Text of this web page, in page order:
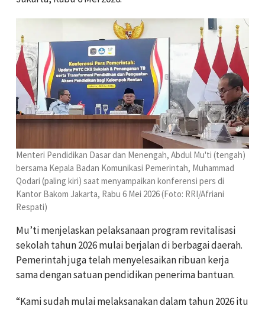
Menteri Pendidikan Dasar dan Menengah, Abdul Mu'ti (tengah)
bersama Kepala Badan Komunikasi Pemerintah, Muhammad
Qodari (paling kiri) saat menyampaikan konferensi pers di
Kantor Bakom Jakarta, Rabu 6 Mei 2026 (Foto: RRI/Afriani
Respati)
Mu’ti menjelaskan pelaksanaan program revitalisasi
sekolah tahun 2026 mulai berjalan di berbagai daerah.
Pemerintah juga telah menyelesaikan ribuan kerja
sama dengan satuan pendidikan penerima bantuan.
“Kami sudah mulai melaksanakan dalam tahun 2026 itu